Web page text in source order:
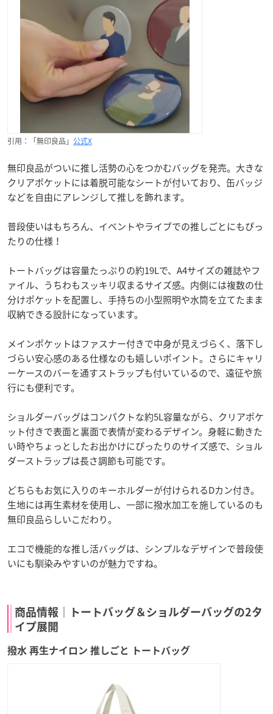
引用：「無印良品」 公式X
無印良品がついに推し活勢の心をつかむバッグを発売。大きな
クリアポケットには着脱可能なシートが付いており、缶バッジ
などを自由にアレンジして推しを飾れます。
普段使いはもちろん、イベントやライブでの推しごとにもぴっ
たりの仕様！
トートバッグは容量たっぷりの約19Lで、A4サイズの雑誌やフ
ァイル、うちわもスッキリ収まるサイズ感。内側には複数の仕
分けポケットを配置し、手持ちの小型照明や水筒を立てたまま
収納できる設計になっています。
メインポケットはファスナー付きで中身が見えづらく、落下し
づらい安心感のある仕様なのも嬉しいポイント。さらにキャリ
ーケースのバーを通すストラップも付いているので、遠征や旅
行にも便利です。
ショルダーバッグはコンパクトな約5L容量ながら、クリアポケ
ット付きで表面と裏面で表情が変わるデザイン。身軽に動きた
い時やちょっとしたお出かけにぴったりのサイズ感で、ショル
ダーストラップは長さ調節も可能です。
どちらもお気に入りのキーホルダーが付けられるDカン付き。
生地には再生素材を使用し、一部に撥水加工を施しているのも
無印良品らしいこだわり。
エコで機能的な推し活バッグは、シンプルなデザインで普段使
いにも馴染みやすいのが魅力ですね。
商品情報｜トートバッグ＆ショルダーバッグの2タ
イプ展開
撥水 再生ナイロン 推しごと トートバッグ